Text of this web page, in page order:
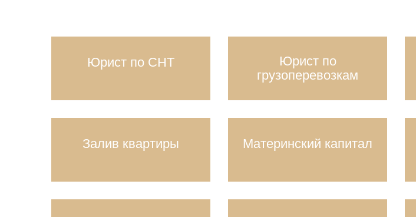
Юрист по СНТ
Юрист по
грузоперевозкам
Залив квартиры Материнский капитал